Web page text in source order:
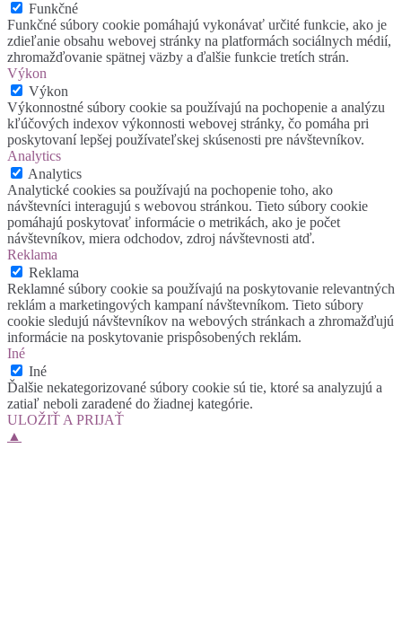
Funkčné
Funkčné súbory cookie pomáhajú vykonávať určité funkcie, ako je
zdieľanie obsahu webovej stránky na platformách sociálnych médií,
zhromažďovanie spätnej väzby a ďalšie funkcie tretích strán.
Výkon
Výkon
Výkonnostné súbory cookie sa používajú na pochopenie a analýzu
kľúčových indexov výkonnosti webovej stránky, čo pomáha pri
poskytovaní lepšej používateľskej skúsenosti pre návštevníkov.
Analytics
Analytics
Analytické cookies sa používajú na pochopenie toho, ako
návštevníci interagujú s webovou stránkou. Tieto súbory cookie
pomáhajú poskytovať informácie o metrikách, ako je počet
návštevníkov, miera odchodov, zdroj návštevnosti atď.
Reklama
Reklama
Reklamné súbory cookie sa používajú na poskytovanie relevantných
reklám a marketingových kampaní návštevníkom. Tieto súbory
cookie sledujú návštevníkov na webových stránkach a zhromažďujú
informácie na poskytovanie prispôsobených reklám.
Iné
Iné
Ďalšie nekategorizované súbory cookie sú tie, ktoré sa analyzujú a
zatiaľ neboli zaradené do žiadnej kategórie.
ULOŽIŤ A PRIJAŤ
▲